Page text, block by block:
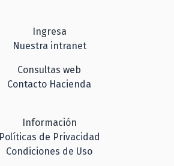
Ingresa
Nuestra intranet
Consultas web
Contacto Hacienda
Información
Políticas de Privacidad
Condiciones de Uso